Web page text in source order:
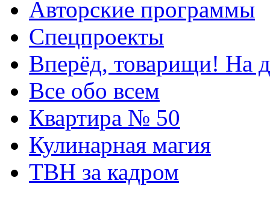
Авторские программы
Спецпроекты
Вперёд, товарищи! На
Все обо всем
Квартира № 50
Кулинарная магия
ТВН за кадром